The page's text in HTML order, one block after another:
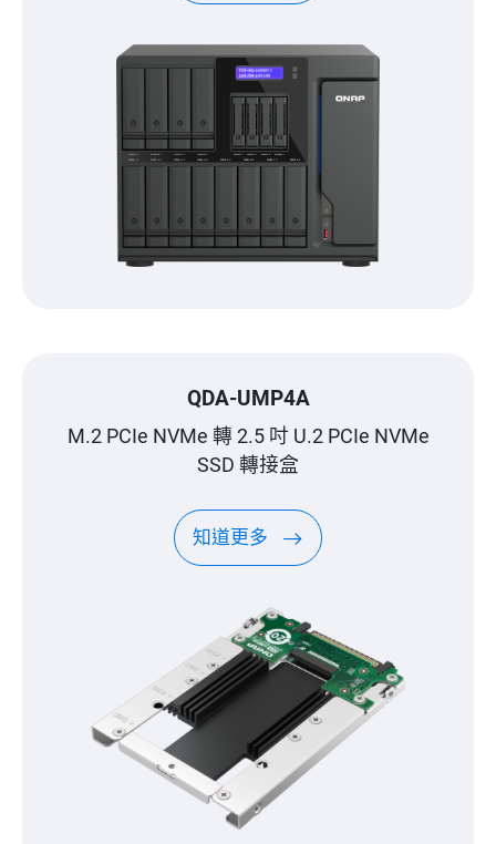
QDA-UMP4A
M.2 PCIe NVMe 轉 2.5 吋 U.2 PCIe NVMe
SSD 轉接盒
知道更多